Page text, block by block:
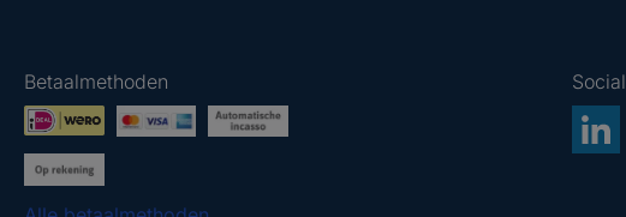
e
e
n
g
Meld u aan voor de nieuwsbrief en ontvang €10,- korting bij
V
o
r
Meld u aan voor de nieuwsbrief en ontvang €10,- korting bij
V
o
r
Betaalmethoden